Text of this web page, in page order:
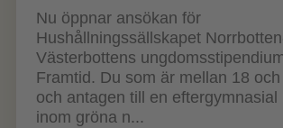
Nu öppnar ansökan för
Hushållningssällskapet
Västerbottens
Framtid. Du som är mellan 18
och antagen till en eftergymnasial
inom gröna n...